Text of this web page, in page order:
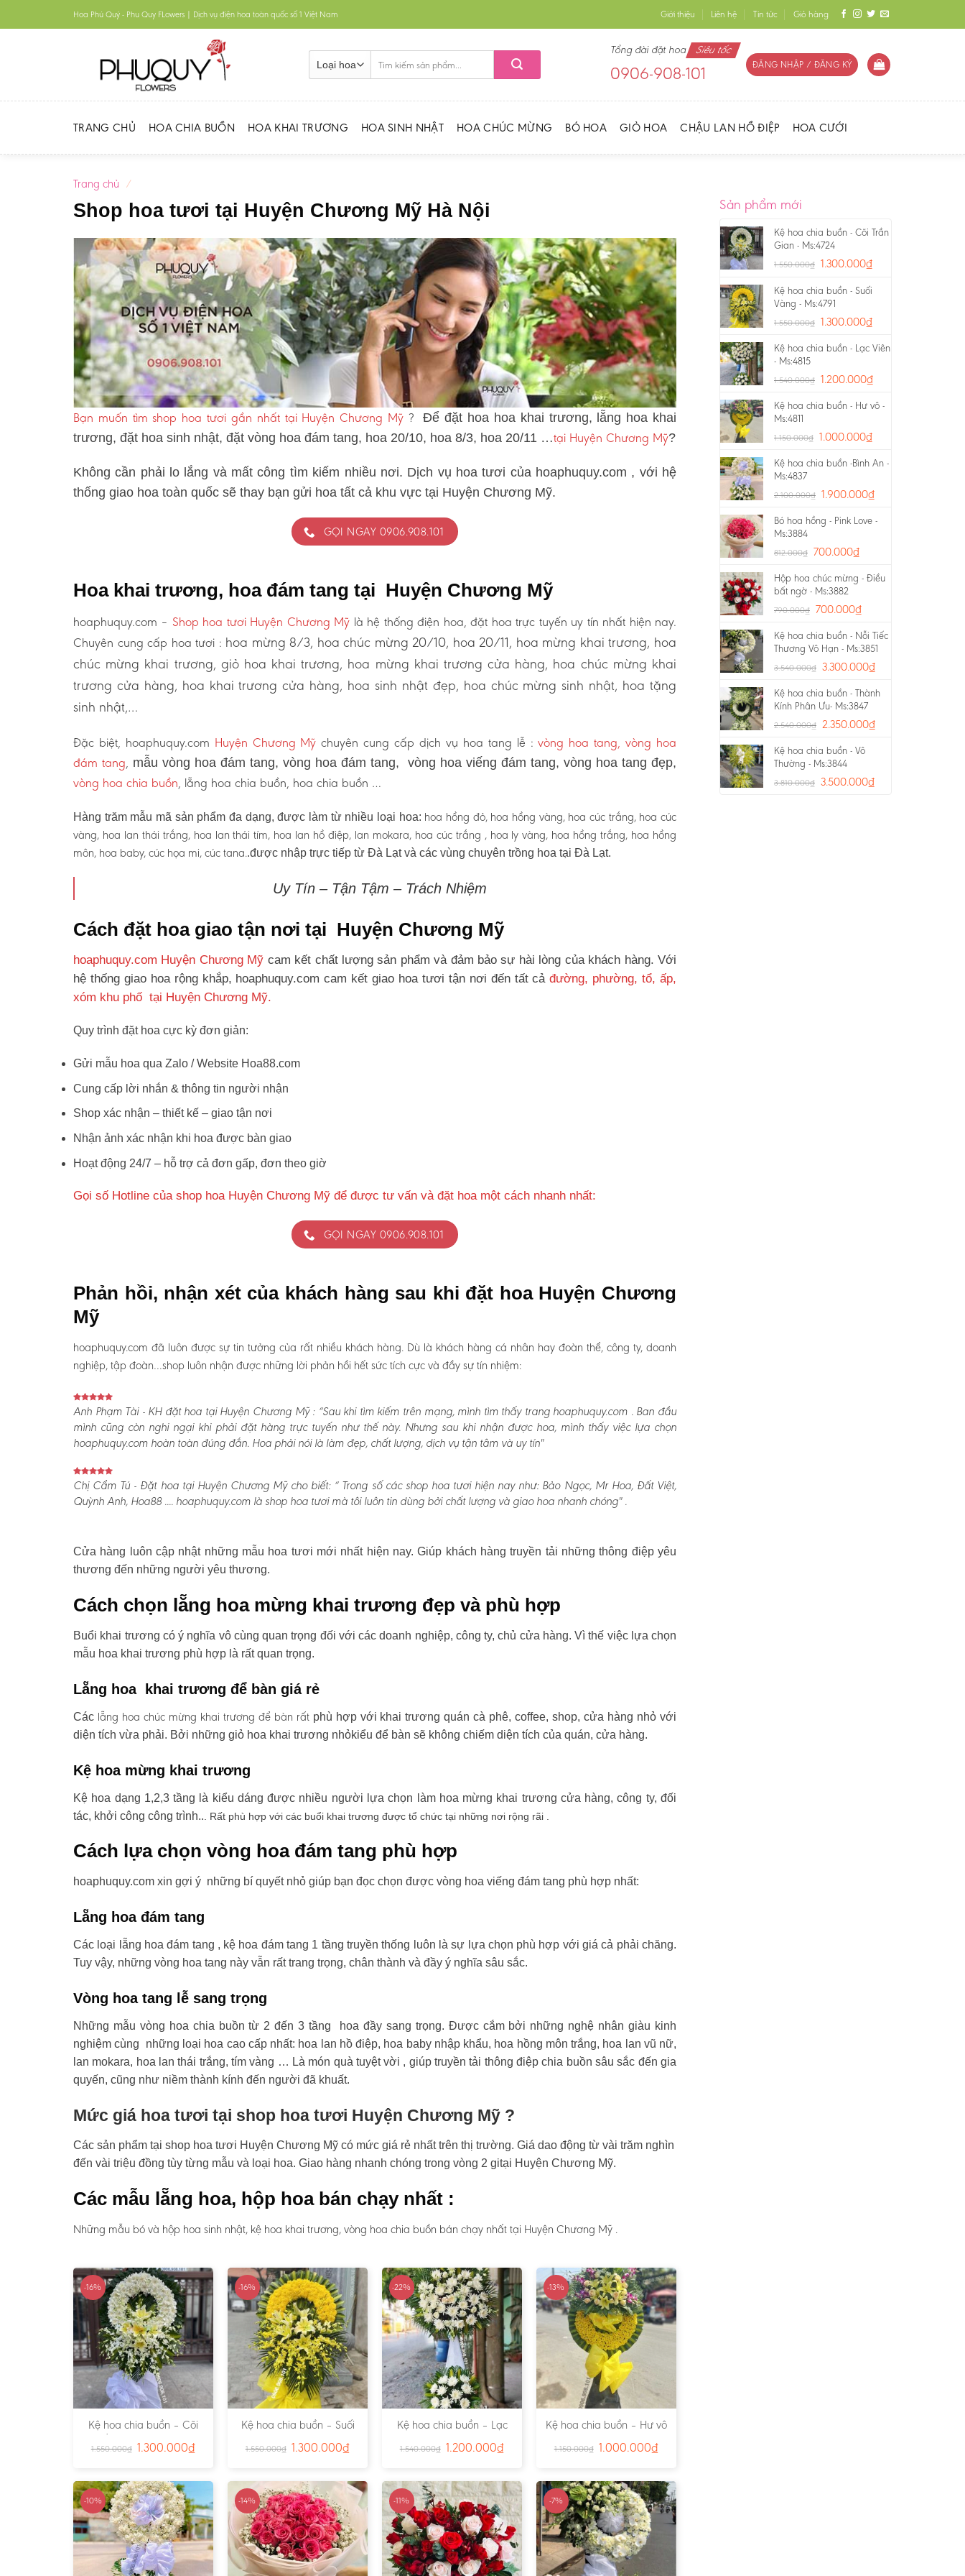
to
Hoa Phú Quý - Phu Quy FLowers | Dịch vụ điện hoa toàn quốc số 1 Việt Nam Giới thiệu Liên hệ Tin tức Giỏ hàng
kiếm:
Tổng đài đặt hoa Siêu tốc
0906-908-101 ĐĂNG NHẬP / ĐĂNG KÝ
TRANG CHỦ HOA CHIA BUỒN HOA KHAI TRƯƠNG HOA SINH NHẬT HOA CHÚC MỪNG BÓ HOA GIỎ HOA CHẬU LAN HỒ ĐIỆP HOA CƯỚI
Trang chủ /
Shop hoa tươi tại Huyện Chương Mỹ Hà Nội
Bạn muốn tìm shop hoa tươi gần nhất tại Huyện Chương Mỹ ?Để đặt hoa hoa khai trương, lẵng hoa khai
trương, đặt hoa sinh nhật, đặt vòng hoa đám tang, hoa 20/10, hoa 8/3, hoa 20/11 …tại Huyện Chương Mỹ?
Không cần phải lo lắng và mất công tìm kiếm nhiều nơi. Dịch vụ hoa tươi của hoaphuquy.com , với hệ
thống giao hoa toàn quốc sẽ thay bạn gửi hoa tất cả khu vực tại Huyện Chương Mỹ.
GỌI NGAY 0906.908.101
Hoa khai trương, hoa đám tang tại Huyện Chương Mỹ
hoaphuquy.com – Shop hoa tươi Huyện Chương Mỹ là hệ thống điện hoa, đặt hoa trực tuyến uy tín nhất hiện nay.
Chuyên cung cấp hoa tươi : hoa mừng 8/3, hoa chúc mừng 20/10, hoa 20/11, hoa mừng khai trương, hoa
chúc mừng khai trương, giỏ hoa khai trương, hoa mừng khai trương cửa hàng, hoa chúc mừng khai
trương cửa hàng, hoa khai trương cửa hàng, hoa sinh nhật đẹp, hoa chúc mừng sinh nhật, hoa tặng
sinh nhật,…
Đặc biệt, hoaphuquy.com Huyện Chương Mỹ chuyên cung cấp dịch vụ hoa tang lễ :vòng hoa tang, vòng hoa
đám tang, mẫu vòng hoa đám tang, vòng hoa đám tang, vòng hoa viếng đám tang, vòng hoa tang đẹp,
vòng hoa chia buồn, lẵng hoa chia buồn, hoa chia buồn …
Hàng trăm mẫu mã sản phẩm đa dạng, được làm từ nhiều loại hoa: hoa hồng đỏ, hoa hồng vàng, hoa cúc trắng, hoa cúc
vàng, hoa lan thái trắng, hoa lan thái tím, hoa lan hồ điệp, lan mokara, hoa cúc trắng , hoa ly vàng, hoa hồng trắng, hoa hồng
môn, hoa baby, cúc họa mi, cúc tana..được nhập trực tiếp từ Đà Lạt và các vùng chuyên trồng hoa tại Đà Lạt.
Uy Tín – Tận Tậm – Trách Nhiệm
Cách đặt hoa giao tận nơi tại Huyện Chương Mỹ
hoaphuquy.com Huyện Chương Mỹ cam kết chất lượng sản phẩm và đảm bảo sự hài lòng của khách hàng. Với
hệ thống giao hoa rộng khắp, hoaphuquy.com cam kết giao hoa tươi tận nơi đến tất cảđường, phường, tổ, ấp,
xóm khu phố tại Huyện Chương Mỹ.
Quy trình đặt hoa cực kỳ đơn giản:
Gửi mẫu hoa qua Zalo / Website Hoa88.com
Cung cấp lời nhắn & thông tin người nhận
Shop xác nhận – thiết kế – giao tận nơi
Nhận ảnh xác nhận khi hoa được bàn giao
Hoạt động 24/7 – hỗ trợ cả đơn gấp, đơn theo giờ
Gọi số Hotline của shop hoa Huyện Chương Mỹ để được tư vấn và đặt hoa một cách nhanh nhất:
GỌI NGAY 0906.908.101
Phản hồi, nhận xét của khách hàng sau khi đặt hoa Huyện Chương
Mỹ
hoaphuquy.com đã luôn được sự tin tưởng của rất nhiều khách hàng. Dù là khách hàng cá nhân hay đoàn thể, công ty, doanh
nghiệp, tập đoàn…shop luôn nhận được những lời phản hồi hết sức tích cực và đầy sự tín nhiệm:
Anh Phạm Tài - KH đặt hoa tại Huyện Chương Mỹ :“Sau khi tìm kiếm trên mạng, mình tìm thấy trang hoaphuquy.com . Ban đầu
mình cũng còn nghi ngại khi phải đặt hàng trực tuyến như thế này. Nhưng sau khi nhận được hoa, mình thấy việc lựa chọn
hoaphuquy.com hoàn toàn đúng đắn. Hoa phải nói là làm đẹp, chất lượng, dịch vụ tận tâm và uy tín"
Chị Cẩm Tú - Đặt hoa tại Huyện Chương Mỹ cho biết:“ Trong số các shop hoa tươi hiện nay như: Bảo Ngọc, Mr Hoa, Đất Việt,
Quỳnh Anh, Hoa88 .... hoaphuquy.com là shop hoa tươi mà tôi luôn tin dùng bởi chất lượng và giao hoa nhanh chóng" .
Cửa hàng luôn cập nhật những mẫu hoa tươi mới nhất hiện nay. Giúp khách hàng truyền tải những thông điệp yêu
thương đến những người yêu thương.
Cách chọn lẵng hoa mừng khai trương đẹp và phù hợp
Buổi khai trương có ý nghĩa vô cùng quan trọng đối với các doanh nghiệp, công ty, chủ cửa hàng. Vì thế việc lựa chọn
mẫu hoa khai trương phù hợp là rất quan trọng.
Lẵng hoa khai trương để bàn giá rẻ
Các lẵng hoa chúc mừng khai trương để bàn rấtphù hợp với khai trương quán cà phê, coffee, shop, cửa hàng nhỏ với
diện tích vừa phải. Bởi những giỏ hoa khai trương nhỏkiểu để bàn sẽ không chiếm diện tích của quán, cửa hàng.
Kệ hoa mừng khai trương
Kệ hoa dạng 1,2,3 tầng là kiểu dáng được nhiều người lựa chọn làm hoa mừng khai trương cửa hàng, công ty, đối
tác, khởi công công trình.. . Rất phù hợp với các buổi khai trương được tổ chức tại những nơi rộng rãi .
Cách lựa chọn vòng hoa đám tang phù hợp
hoaphuquy.com xin gợi ý những bí quyết nhỏ giúp bạn đọc chọn được vòng hoa viếng đám tang phù hợp nhất:
Lẵng hoa đám tang
Các loại lẵng hoa đám tang , kệ hoa đám tang 1 tầng truyền thống luôn là sự lựa chọn phù hợp với giá cả phải chăng.
Tuy vậy, những vòng hoa tang này vẫn rất trang trọng, chân thành và đầy ý nghĩa sâu sắc.
Vòng hoa tang lễ sang trọng
Những mẫu vòng hoa chia buồn từ 2 đến 3 tầng hoa đầy sang trọng. Được cắm bởi những nghệ nhân giàu kinh
nghiệm cùng những loại hoa cao cấp nhất: hoa lan hồ điệp, hoa baby nhập khẩu, hoa hồng môn trắng, hoa lan vũ nữ,
lan mokara, hoa lan thái trắng, tím vàng … Là món quà tuyệt vời , giúp truyền tải thông điệp chia buồn sâu sắc đến gia
quyến, cũng như niềm thành kính đến người đã khuất.
Mức giá hoa tươi tại shop hoa tươi Huyện Chương Mỹ ?
Các sản phẩm tại shop hoa tươi Huyện Chương Mỹ có mức giá rẻ nhất trên thị trường. Giá dao động từ vài trăm nghìn
đến vài triệu đồng tùy từng mẫu và loại hoa. Giao hàng nhanh chóng trong vòng 2 gitại Huyện Chương Mỹ.
Các mẫu lẵng hoa, hộp hoa bán chạy nhất :
Những mẫu bó và hộp hoa sinh nhật, kệ hoa khai trương, vòng hoa chia buồn bán chạy nhất tại Huyện Chương Mỹ .
-16%
Kệ hoa chia buồn – Cõi
Trần Gian – Ms:4724
1.550.000₫ 1.300.000₫
-16%
Kệ hoa chia buồn – Suối
1.550.000₫ 1.300.000₫
-22%
Kệ hoa chia buồn – Lạc
1.540.000₫ 1.200.000₫
-13%
Kệ hoa chia buồn – Hư vô
1.150.000₫ 1.000.000₫
-10% -14% -11% -7%
Sản phẩm mới
Kệ hoa chia buồn - Cõi Trần
Gian - Ms:4724
1.550.000₫ 1.300.000₫
Kệ hoa chia buồn - Suối
Vàng - Ms:4791
1.550.000₫ 1.300.000₫
Kệ hoa chia buồn - Lạc Viên
- Ms:4815
1.540.000₫ 1.200.000₫
Kệ hoa chia buồn - Hư vô -
Ms:4811
1.150.000₫ 1.000.000₫
Kệ hoa chia buồn -Bình An -
Ms:4837
2.100.000₫ 1.900.000₫
Bó hoa hồng - Pink Love -
Ms:3884
812.000₫ 700.000₫
Hộp hoa chúc mừng - Điều
bất ngờ - Ms:3882
790.000₫ 700.000₫
Kệ hoa chia buồn - Nỗi Tiếc
Thương Vô Hạn - Ms:3851
3.540.000₫ 3.300.000₫
Kệ hoa chia buồn - Thành
Kính Phân Ưu- Ms:3847
2.540.000₫ 2.350.000₫
Kệ hoa chia buồn - Vô
Thường - Ms:3844
3.810.000₫ 3.500.000₫